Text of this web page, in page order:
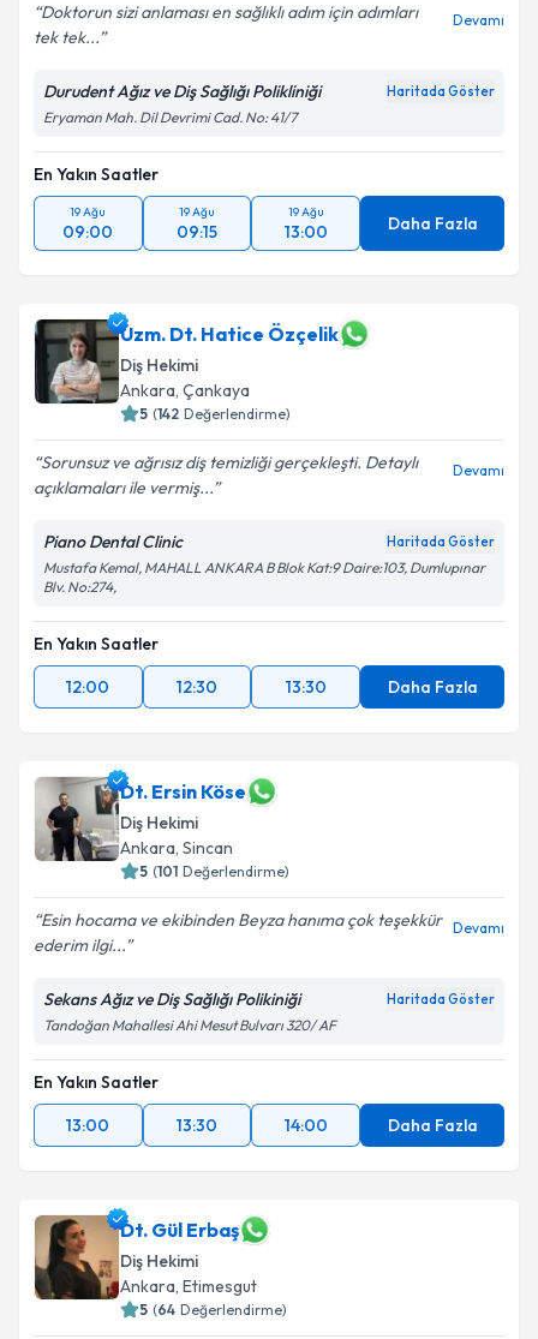
Kişisel verilerimin işlenmesine ilişkinAydınlatma
Doktorun sizi anlaması en sağlıklı adım için adımları
tek tek...
Devamı
Durudent Ağız ve Diş Sağlığı Polikliniği Haritada Göster
Eryaman Mah. Dil Devrimi Cad. No: 41/7
En Yakın Saatler
19 Ağu
09:00
19 Ağu
09:15
19 Ağu
13:00 Daha Fazla
Uzm. Dt. Hatice Özçelik
Diş Hekimi
Ankara, Çankaya
5 (142 Değerlendirme)
Sorunsuz ve ağrısız diş temizliği gerçekleşti. Detaylı
açıklamaları ile vermiş...
Devamı
Piano Dental Clinic Haritada Göster
Mustafa Kemal, MAHALL ANKARA B Blok Kat:9 Daire:103, Dumlupınar
Blv. No:274,
En Yakın Saatler
12:00
12:30 13:30 Daha Fazla
Dt. Ersin Köse
Diş Hekimi
Ankara, Sincan
5 (101 Değerlendirme)
Esin hocama ve ekibinden Beyza hanıma çok teşekkür
ederim ilgi...
Devamı
Sekans Ağız ve Diş Sağlığı Polikiniği Haritada Göster
Tandoğan Mahallesi Ahi Mesut Bulvarı 320/ AF
En Yakın Saatler
13:00
13:30 14:00 Daha Fazla
Dt. Gül Erbaş
Diş Hekimi
Ankara, Etimesgut
5 (64 Değerlendirme)